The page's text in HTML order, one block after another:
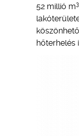
52 millió m3
hőterhelés